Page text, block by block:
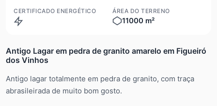
CERTIFICADO ENERGÉTICO
ÁREA DO TERRENO
11000 m²
Antigo Lagar em pedra de granito amarelo em Figueiró
dos Vinhos
Antigo lagar totalmente em pedra de granito, com traça
abrasileirada de muito bom gosto.